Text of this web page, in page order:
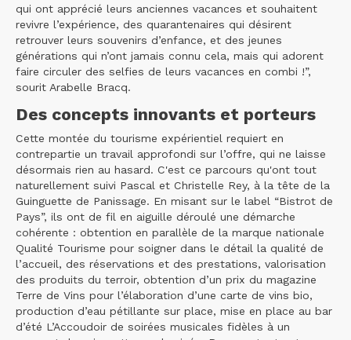
qui ont apprécié leurs anciennes vacances et souhaitent
revivre l’expérience, des quarantenaires qui désirent
retrouver leurs souvenirs d’enfance, et des jeunes
générations qui n’ont jamais connu cela, mais qui adorent
faire circuler des selfies de leurs vacances en combi !”,
sourit Arabelle Bracq.
Des concepts innovants et porteurs
Cette montée du tourisme expérientiel requiert en
contrepartie un travail approfondi sur l’offre, qui ne laisse
désormais rien au hasard. C'est ce parcours qu'ont tout
naturellement suivi Pascal et Christelle Rey, à la tête de la
Guinguette de Panissage. En misant sur le label “Bistrot de
Pays”, ils ont de fil en aiguille déroulé une démarche
cohérente : obtention en parallèle de la marque nationale
Qualité Tourisme pour soigner dans le détail la qualité de
l’accueil, des réservations et des prestations, valorisation
des produits du terroir, obtention d’un prix du magazine
Terre de Vins pour l’élaboration d’une carte de vins bio,
production d’eau pétillante sur place, mise en place au bar
d’été L’Accoudoir de soirées musicales fidèles à un